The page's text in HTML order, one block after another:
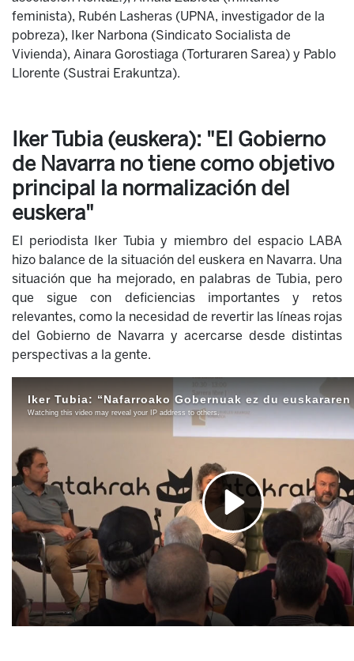
feminista), Rubén Lasheras (UPNA, investigador de la
pobreza), Iker Narbona (Sindicato Socialista de
Vivienda), Ainara Gorostiaga (Torturaren Sarea) y Pablo
Llorente (Sustrai Erakuntza).
Iker Tubia (euskera): "El Gobierno
de Navarra no tiene como objetivo
principal la normalización del
euskera"
El periodista Iker Tubia y miembro del espacio LABA
hizo balance de la situación del euskera en Navarra. Una
situación que ha mejorado, en palabras de Tubia, pero
que sigue con deficiencias importantes y retos
relevantes, como la necesidad de revertir las líneas rojas
del Gobierno de Navarra y acercarse desde distintas
perspectivas a la gente.